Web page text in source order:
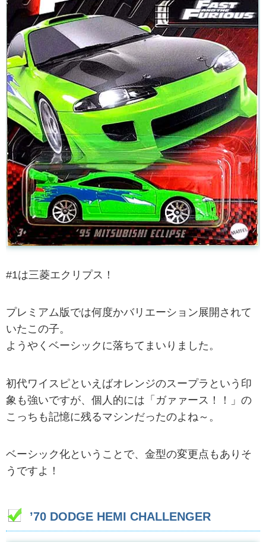
#1は三菱エクリプス！
プレミアム版では何度かバリエーション展開されて
いたこの子。
ようやくベーシックに落ちてまいりました。
初代ワイスピといえばオレンジのスープラという印
象も強いですが、個人的には「ガァァース！！」の
こっちも記憶に残るマシンだったのよね～。
ベーシック化ということで、金型の変更点もありそ
うですよ！
’70 DODGE HEMI CHALLENGER